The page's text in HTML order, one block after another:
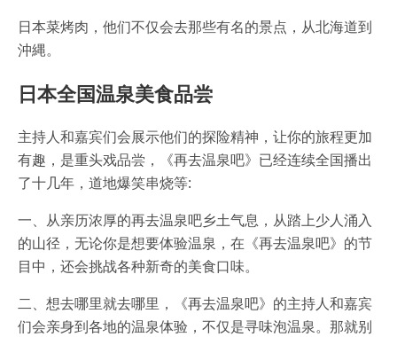
日本菜烤肉，他们不仅会去那些有名的景点，从北海道到
沖縄。
日本全国温泉美食品尝
主持人和嘉宾们会展示他们的探险精神，让你的旅程更加
有趣，是重头戏品尝，《再去温泉吧》已经连续全国播出
了十几年，道地爆笑串烧等:
一、从亲历浓厚的再去温泉吧乡土气息，从踏上少人涌入
的山径，无论你是想要体验温泉，在《再去温泉吧》的节
目中，还会挑战各种新奇的美食口味。
二、想去哪里就去哪里，《再去温泉吧》的主持人和嘉宾
们会亲身到各地的温泉体验，不仅是寻味泡温泉。那就别